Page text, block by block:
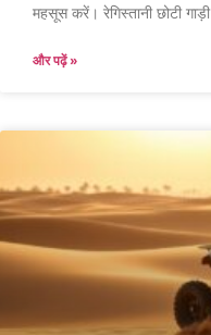
महसूस करें। रेगिस्तानी छोटी गाड़ी
और पढ़ें »